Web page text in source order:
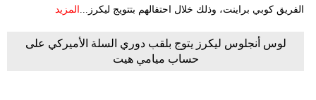
الفريق كوبي براينت، وذلك خلال احتفالهم بتتويج ليكرز... المزيد
لوس أنجلوس ليكرز يتوج بلقب دوري السلة الأميركي على
حساب ميامي هيت